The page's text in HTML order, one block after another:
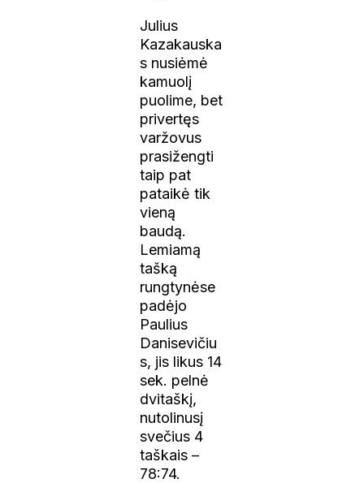
Julius
Kazakauska
s nusiėmė
kamuolį
puolime, bet
privertęs
varžovus
prasižengti
taip pat
pataikė tik
vieną
baudą.
Lemiamą
tašką
rungtynėse
padėjo
Paulius
Danisevičiu
s, jis likus 14
sek. pelnė
dvitaškį,
nutolinusį
svečius 4
taškais –
78:74.